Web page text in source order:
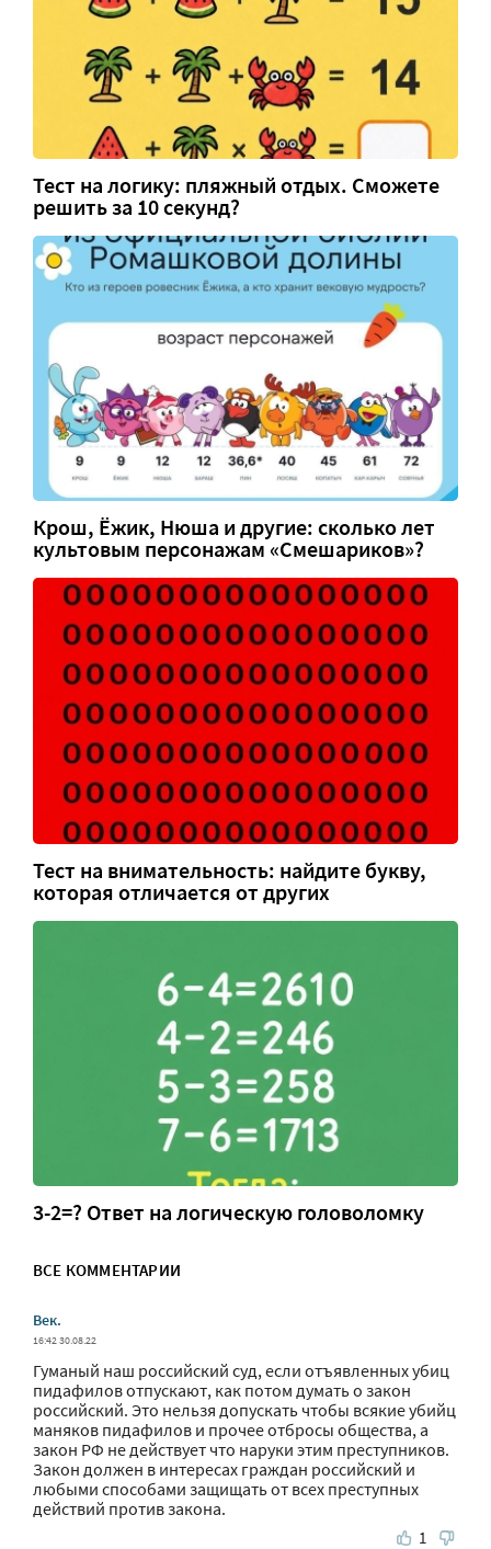
Тест на логику: пляжный отдых. Сможете
решить за 10 секунд?
Крош, Ёжик, Нюша и другие: сколько лет
культовым персонажам «Смешариков»?
Тест на внимательность: найдите букву,
которая отличается от других
3-2=? Ответ на логическую головоломку
ВСЕ КОММЕНТАРИИ
Век.
16:42 30.08.22
Гуманый наш российский суд, если отъявленных убиц
пидафилов отпускают, как потом думать о закон
российский. Это нельзя допускать чтобы всякие убийц
маняков пидафилов и прочее отбросы общества, а
закон РФ не действует что наруки этим преступников.
Закон должен в интересах граждан российский и
любыми способами защищать от всех преступных
действий против закона.
1